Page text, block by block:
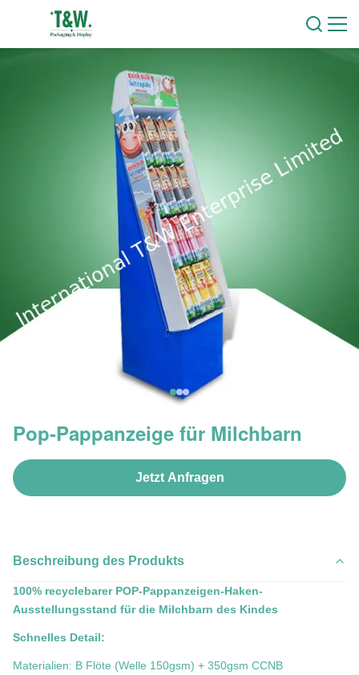
Pop-Pappanzeige für Milchbarn
Jetzt Anfragen
Beschreibung des Produkts
100% recyclebarer POP-Pappanzeigen-Haken-
Ausstellungsstand für die Milchbarn des Kindes
Schnelles Detail:
Materialien: B Flöte (Welle 150gsm) + 350gsm CCNB